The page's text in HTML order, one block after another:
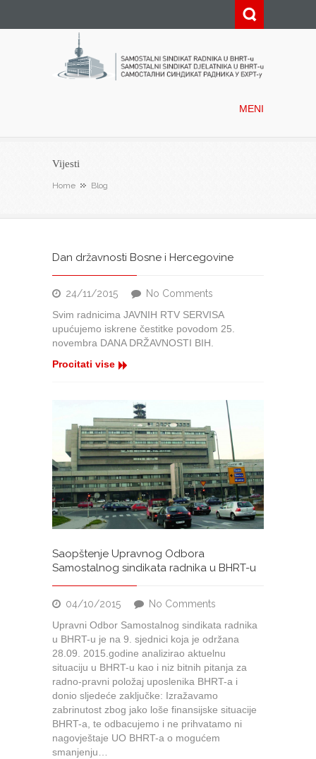
MENI
Vijesti
Home Blog
Dan državnosti Bosne i Hercegovine
24/11/2015 No Comments
državnosti
Bosne
i
Svim radnicima JAVNIH RTV SERVISA
upućujemo iskrene čestitke povodom 25.
novembra DANA DRŽAVNOSTI BIH.
Procitati vise
Saopštenje Upravnog Odbora
Samostalnog sindikata radnika u BHRT-u
04/10/2015 No Comments
Upravnog
Odbora
Samostalnog
sindikata
radnika
u
BHRT-
u
Upravni Odbor Samostalnog sindikata radnika
u BHRT-u je na 9. sjednici koja je održana
28.09. 2015.godine analizirao aktuelnu
situaciju u BHRT-u kao i niz bitnih pitanja za
radno-pravni položaj uposlenika BHRT-a i
donio sljedeće zaključke: Izražavamo
zabrinutost zbog jako loše finansijske situacije
BHRT-a, te odbacujemo i ne prihvatamo ni
nagovještaje UO BHRT-a o mogućem
smanjenju…